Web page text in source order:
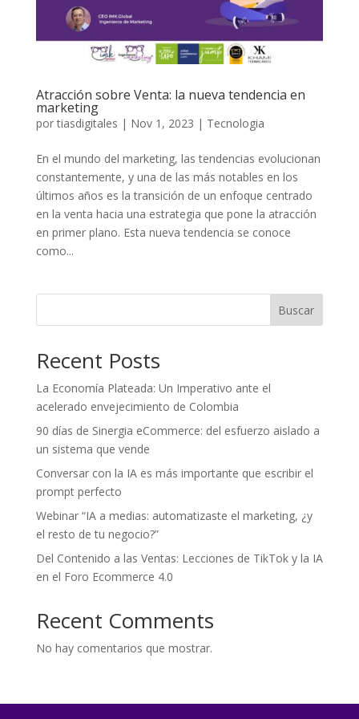
Atracción sobre Venta: la nueva tendencia en
marketing
portiasdigitales | Nov 1, 2023 | Tecnologia
En el mundo del marketing, las tendencias evolucionan
constantemente, y una de las más notables en los
últimos años es la transición de un enfoque centrado
en la venta hacia una estrategia que pone la atracción
en primer plano. Esta nueva tendencia se conoce
como...
Buscar
Recent Posts
La Economía Plateada: Un Imperativo ante el
acelerado envejecimiento de Colombia
90 días de Sinergia eCommerce: del esfuerzo aislado a
un sistema que vende
Conversar con la IA es más importante que escribir el
prompt perfecto
Webinar “IA a medias: automatizaste el marketing, ¿y
el resto de tu negocio?”
Del Contenido a las Ventas: Lecciones de TikTok y la IA
en el Foro Ecommerce 4.0
Recent Comments
No hay comentarios que mostrar.